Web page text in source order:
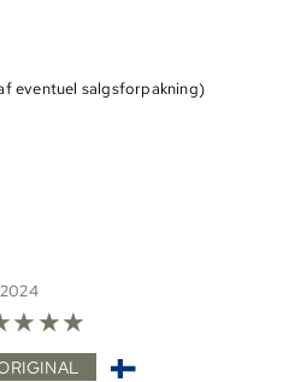
eventuel salgsforpakning)
☆☆☆